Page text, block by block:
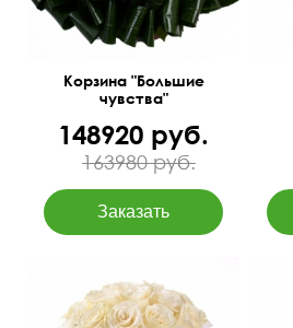
Корзина "Большие
чувства"
148920 руб.
163980 руб.